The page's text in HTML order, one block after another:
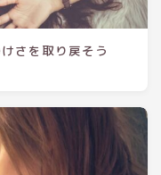
さを取り戻そう